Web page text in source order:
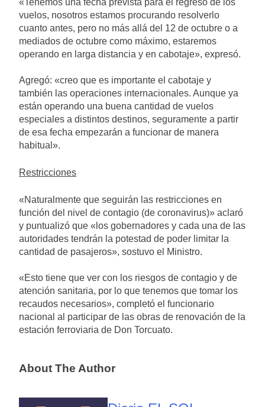
«Tenemos una fecha prevista para el regreso de los
vuelos, nosotros estamos procurando resolverlo
cuanto antes, pero no más allá del 12 de octubre o a
mediados de octubre como máximo, estaremos
operando en larga distancia y en cabotaje», expresó.
Agregó: «creo que es importante el cabotaje y
también las operaciones internacionales. Aunque ya
están operando una buena cantidad de vuelos
especiales a distintos destinos, seguramente a partir
de esa fecha empezarán a funcionar de manera
habitual».
Restricciones
«Naturalmente que seguirán las restricciones en
función del nivel de contagio (de coronavirus)» aclaró
y puntualizó que «los gobernadores y cada una de las
autoridades tendrán la potestad de poder limitar la
cantidad de pasajeros», sostuvo el Ministro.
«Esto tiene que ver con los riesgos de contagio y de
atención sanitaria, por lo que tenemos que tomar los
recaudos necesarios», completó el funcionario
nacional al participar de las obras de renovación de la
estación ferroviaria de Don Torcuato.
About The Author